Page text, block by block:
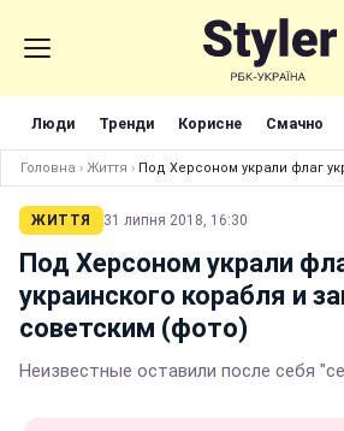
Люди Тренди Корисне Смачно
Головна › Життя › Под Херсоном украли флаг
ЖИТТЯ 31 липня 2018, 16:30
Под Херсоном украли
украинского корабля и
советским (фото)
Неизвестные оставили после себя